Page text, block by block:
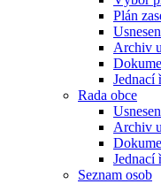
Plán
Archiv
Jednací
Rada obce
Archiv
Jednací
Seznam osob